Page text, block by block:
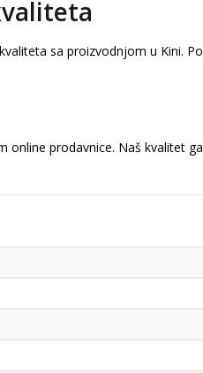
sa proizvodnjom u Kini.
online prodavnice. Naš kvalitet